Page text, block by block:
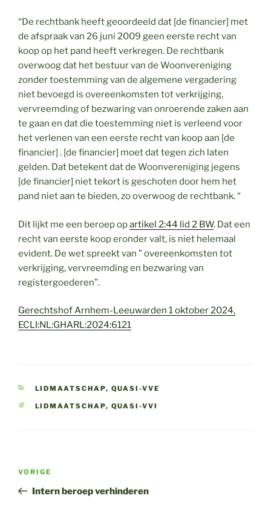
“De rechtbank heeft geoordeeld dat [de financier] met
de afspraak van 26 juni 2009 geen eerste recht van
koop op het pand heeft verkregen. De rechtbank
overwoog dat het bestuur van de Woonvereniging
zonder toestemming van de algemene vergadering
niet bevoegd is overeenkomsten tot verkrijging,
vervreemding of bezwaring van onroerende zaken aan
te gaan en dat die toestemming niet is verleend voor
het verlenen van een eerste recht van koop aan [de
financier] . [de financier] moet dat tegen zich laten
gelden. Dat betekent dat de Woonvereniging jegens
[de financier] niet tekort is geschoten door hem het
pand niet aan te bieden, zo overwoog de rechtbank. “
Dit lijkt me een beroep opartikel 2:44 lid 2 BW. Dat een
recht van eerste koop eronder valt, is niet helemaal
evident. De wet spreekt van ” overeenkomsten tot
verkrijging, vervreemding en bezwaring van
registergoederen”.
Gerechtshof Arnhem-Leeuwarden 1 oktober 2024,
ECLI:NL:GHARL:2024:6121
CATEGORIEËN
LIDMAATSCHAP, QUASI-VVE
TAGS
LIDMAATSCHAP, QUASI-VVI
Vorig
bericht
VORIGE
Intern beroep verhinderen